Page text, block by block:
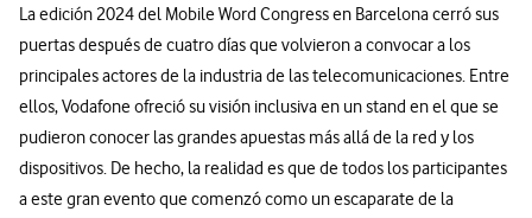
La edición 2024 del Mobile Word Congress en Barcelona cerró sus
puertas después de cuatro días que volvieron a convocar a los
principales actores de la industria de las telecomunicaciones. Entre
ellos, Vodafone ofreció su visión inclusiva en un stand en el que se
pudieron conocer las grandes apuestas más allá de la red y los
dispositivos. De hecho, la realidad es que de todos los participantes
a este gran evento que comenzó como un escaparate de la